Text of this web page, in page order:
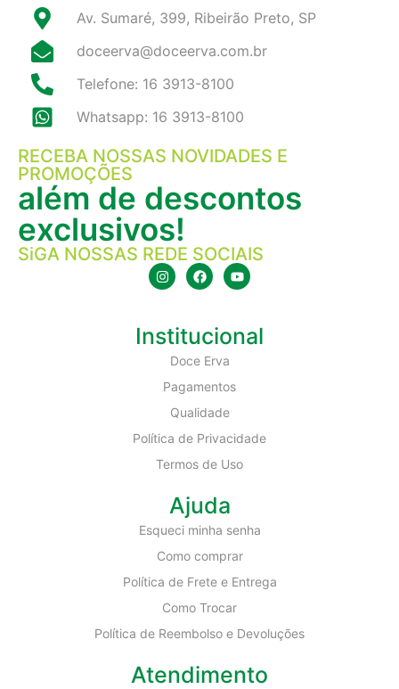
Av. Sumaré, 399, Ribeirão Preto, SP
doceerva@doceerva.com.br
Telefone: 16 3913-8100
Whatsapp: 16 3913-8100
RECEBA NOSSAS NOVIDADES E
PROMOÇÕES
além de descontos
exclusivos!
SiGA NOSSAS REDE SOCIAIS
Institucional
Doce Erva
Pagamentos
Qualidade
Política de Privacidade
Termos de Uso
Ajuda
Esqueci minha senha
Como comprar
Política de Frete e Entrega
Como Trocar
Política de Reembolso e Devoluções
Atendimento